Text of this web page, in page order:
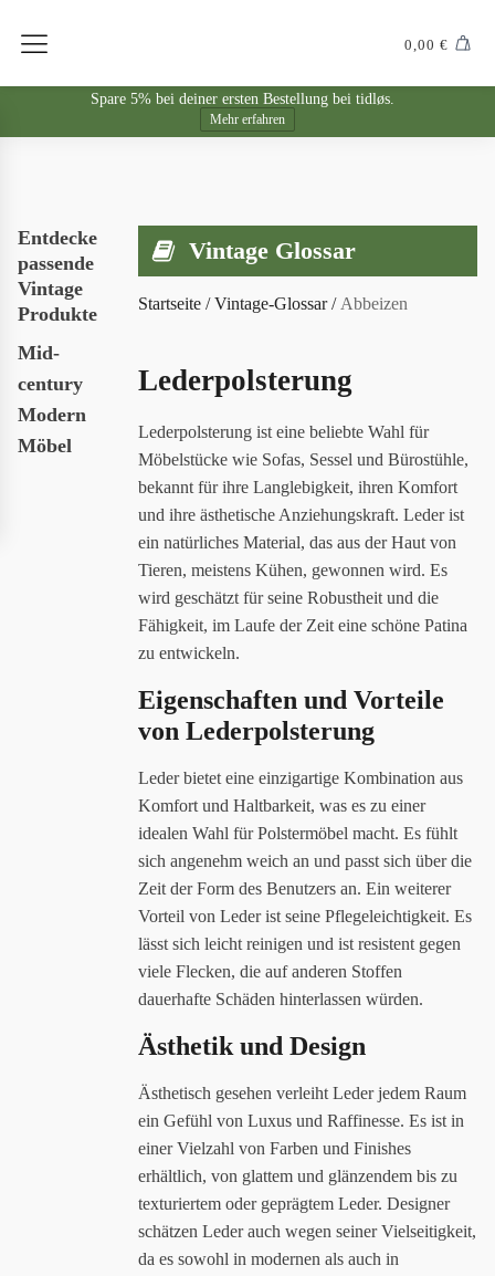
0,00 €
Spare 5% bei deiner ersten Bestellung bei tidløs.
Mehr erfahren
Entdecke
passende
Vintage
Produkte
Mid-
century
Modern
Möbel
Vintage Glossar
Startseite /Vintage-Glossar/ Abbeizen
Lederpolsterung
Lederpolsterung ist eine beliebte Wahl für
Möbelstücke wie Sofas, Sessel und Bürostühle,
bekannt für ihre Langlebigkeit, ihren Komfort
und ihre ästhetische Anziehungskraft. Leder ist
ein natürliches Material, das aus der Haut von
Tieren, meistens Kühen, gewonnen wird. Es
wird geschätzt für seine Robustheit und die
Fähigkeit, im Laufe der Zeit eine schöne Patina
zu entwickeln.
Eigenschaften und Vorteile
von Lederpolsterung
Leder bietet eine einzigartige Kombination aus
Komfort und Haltbarkeit, was es zu einer
idealen Wahl für Polstermöbel macht. Es fühlt
sich angenehm weich an und passt sich über die
Zeit der Form des Benutzers an. Ein weiterer
Vorteil von Leder ist seine Pflegeleichtigkeit. Es
lässt sich leicht reinigen und ist resistent gegen
viele Flecken, die auf anderen Stoffen
dauerhafte Schäden hinterlassen würden.
Ästhetik und Design
Ästhetisch gesehen verleiht Leder jedem Raum
ein Gefühl von Luxus und Raffinesse. Es ist in
einer Vielzahl von Farben und Finishes
erhältlich, von glattem und glänzendem bis zu
texturiertem oder geprägtem Leder. Designer
schätzen Leder auch wegen seiner Vielseitigkeit,
da es sowohl in modernen als auch in